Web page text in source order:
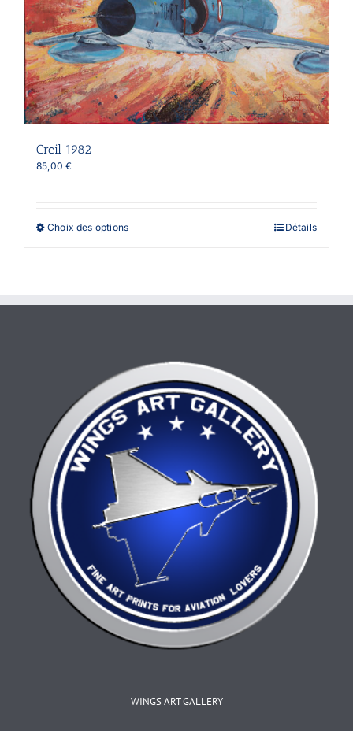
Creil 1982
85,00€
Choix des optionsCe
sur
page
du
produit
Détails
WINGS ART GALLERY